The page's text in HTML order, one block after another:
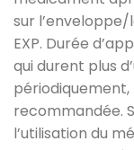
sur l’enveloppe/
EXP. Durée
qui durent plus
périodiquement,
recommandée.
l’utilisation du